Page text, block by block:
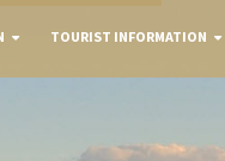
TOURIST INFORMATION